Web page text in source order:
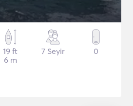
19 ft
6 m
7 Seyir 0